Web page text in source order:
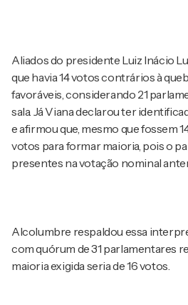
Aliados do presidente Luiz Inácio
que havia 14 votos contrários à
favoráveis, considerando 21
sala. Já Viana declarou ter
e afirmou que, mesmo que fossem
votos para formar maioria, pois o
presentes na votação nominal
Alcolumbre respaldou essa
com quórum de 31 parlamentares
maioria exigida seria de 16 votos.